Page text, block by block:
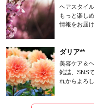
ヘアスタイ
もっと楽し
情報をお届
ダリア**
美容ケア＆
雑誌、SNS
れからよろ